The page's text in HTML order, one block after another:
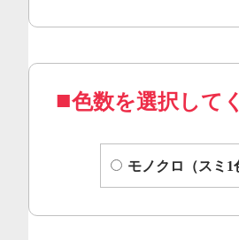
色数を選択して
モノクロ（スミ1